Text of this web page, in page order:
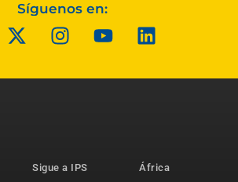
Síguenos en:
Sigue a IPS
África